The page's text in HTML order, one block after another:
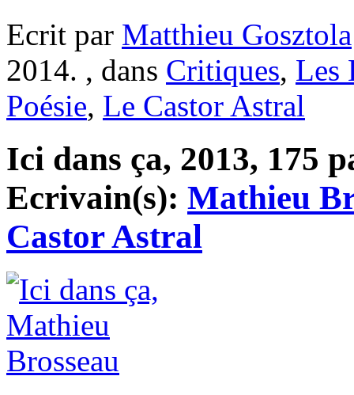
Ecrit par Matthieu Gosztola
2014. , dans Critiques, Les
Poésie, Le Castor Astral
Ici dans ça, 2013, 175
Ecrivain(s): Mathieu
Castor Astral